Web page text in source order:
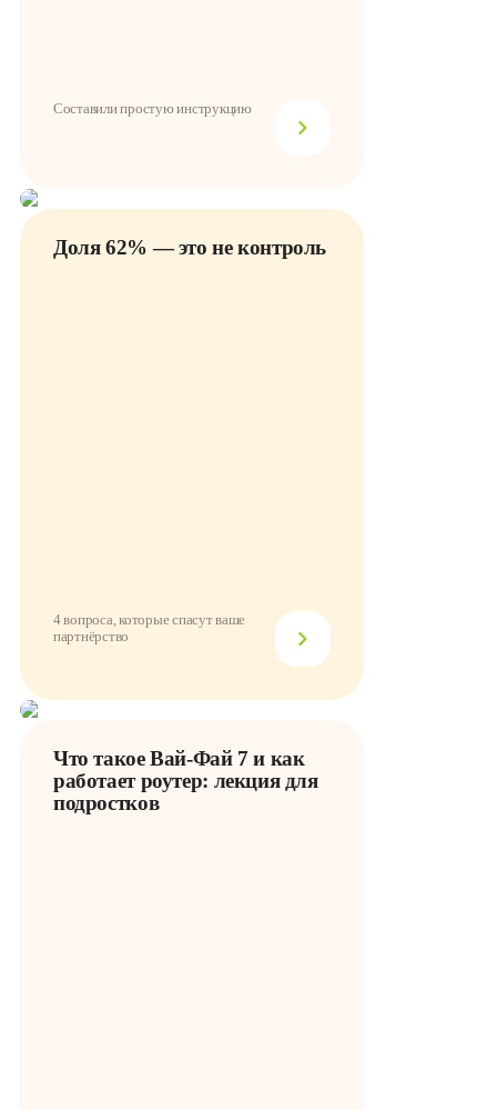
Составили простую инструкцию
Доля 62% — это не контроль
4 вопроса, которые спасут ваше
партнёрство
Что такое Вай-Фай 7 и как
работает роутер: лекция для
подростков